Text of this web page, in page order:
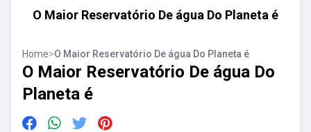
O Maior Reservatório De água Do Planeta é
Home>O Maior Reservatório De água Do Planeta é
O Maior Reservatório De água Do
Planeta é